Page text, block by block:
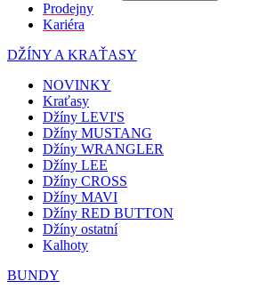
Prodejny
Kariéra
DŽÍNY A KRAŤASY
NOVINKY
Kraťasy
Džíny LEVI'S
Džíny MUSTANG
Džíny WRANGLER
Džíny LEE
Džíny CROSS
Džíny MAVI
Džíny RED BUTTON
Džíny ostatní
Kalhoty
BUNDY